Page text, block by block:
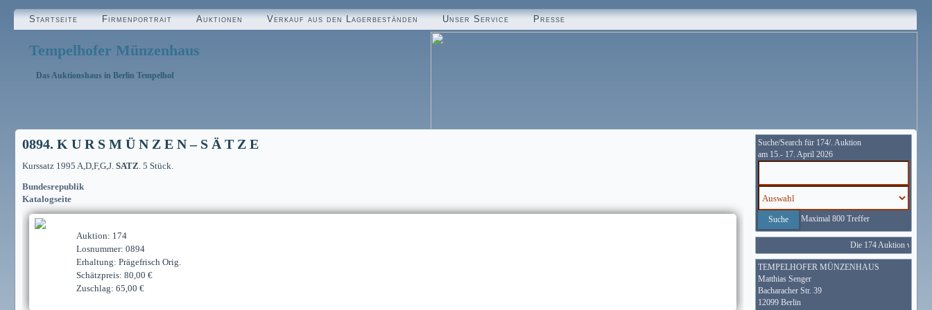
Startseite Firmenportrait Auktionen Verkauf aus den Lagerbeständen Unser Service Presse
Tempelhofer Münzenhaus
Das Auktionshaus in Berlin Tempelhof
0894. K U R S M Ü N Z E N – S Ä T Z E
Kurssatz 1995 A,D,F,G,J. SATZ. 5 Stück.
Bundesrepublik
Katalogseite
Auktion: 174
Losnummer: 0894
Erhaltung: Prägefrisch Orig.
Schätzpreis: 80,00 €
Zuschlag: 65,00 €
Suche/Search für 174/. Auktion
am 15.- 17. April 2026
Maximal 800 Treffer
Die 174 Auktion wird
TEMPELHOFER MÜNZENHAUS
Matthias Senger
Bacharacher Str. 39
12099 Berlin